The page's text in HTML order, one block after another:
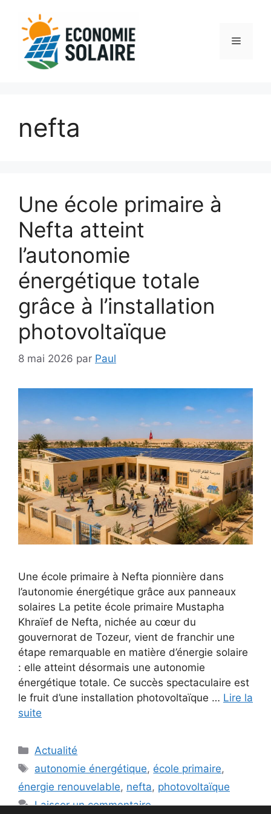
contenu
Menu
nefta
Une école primaire à
Nefta atteint
l’autonomie
énergétique totale
grâce à l’installation
photovoltaïque
8 mai 2026 par Paul
Une école primaire à Nefta pionnière dans
l’autonomie énergétique grâce aux panneaux
solaires La petite école primaire Mustapha
Khraïef de Nefta, nichée au cœur du
gouvernorat de Tozeur, vient de franchir une
étape remarquable en matière d’énergie solaire
: elle atteint désormais une autonomie
énergétique totale. Ce succès spectaculaire est
le fruit d’une installation photovoltaïque … Lire la
suite
Catégories
Actualité
Étiquettes
autonomie énergétique, école primaire,
énergie renouvelable, nefta, photovoltaïque
Laisser un commentaire